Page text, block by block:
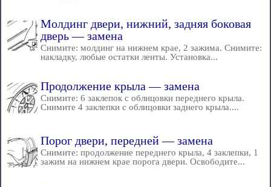
Молдинг двери, нижний, задняя боковая
дверь — замена
Снимите: молдинг на нижнем крае, 2 зажима. Снимите:
накладку, любые остатки ленты. Установка...
Продолжение крыла — замена
Снимите: 6 заклепок с облицовки переднего крыла.
Снимите 4 заклепки с облицовки заднего крыла....
Порог двери, передней — замена
Снимите: продолжение переднего крыла, 4 заклепки, 1
зажим на нижнем крае порога двери. Освободите...